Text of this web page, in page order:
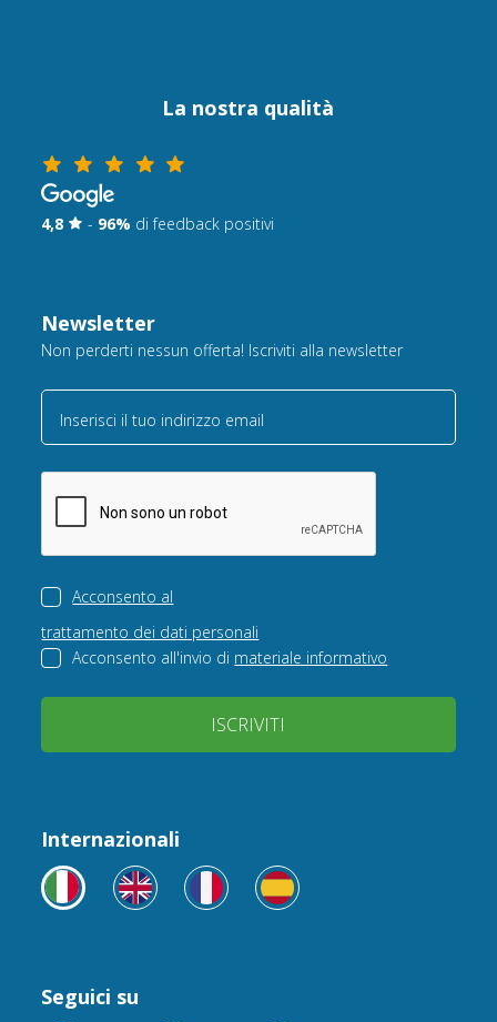
La nostra qualità
4,8 - 96% di feedback positivi
Newsletter
Non perderti nessun offerta! Iscriviti alla newsletter
Inserisci il tuo indirizzo email
Acconsento al
trattamento dei dati personali
Acconsento all'invio di materiale informativo
ISCRIVITI
Internazionali
Seguici su